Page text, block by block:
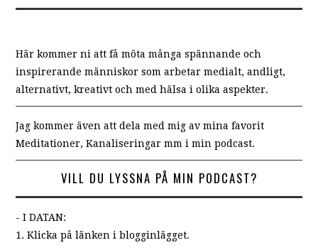
Här kommer ni att få möta många spännande och
inspirerande människor som arbetar medialt, andligt,
alternativt, kreativt och med hälsa i olika aspekter.
Jag kommer även att dela med mig av mina favorit
Meditationer, Kanaliseringar mm i min podcast.
VILL DU LYSSNA PÅ MIN PODCAST?
- I DATAN:
1. Klicka på länken i blogginlägget.